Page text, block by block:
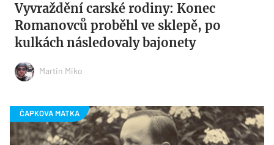
Vyvraždění carské rodiny: Konec
Romanovců proběhl ve sklepě, po
kulkách následovaly bajonety
Martin Miko